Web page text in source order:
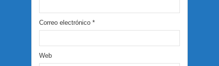
Correo electrónico *
Web